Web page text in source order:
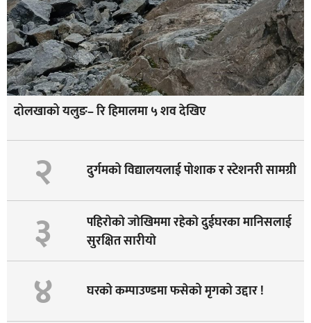
दोलखाको यलुङ– रि हिमालमा ५ शव देखिए
२ दुर्गमको विद्यालयलाई पोशाक र स्टेशनरी सामग्री
३
पहिराेकाे जाेखिममा रहेकाे दुईघरका मानिसलाई
सुरक्षित सारीयाे
४ घरको कम्पाउण्डमा फसेको मृगको उद्दार !